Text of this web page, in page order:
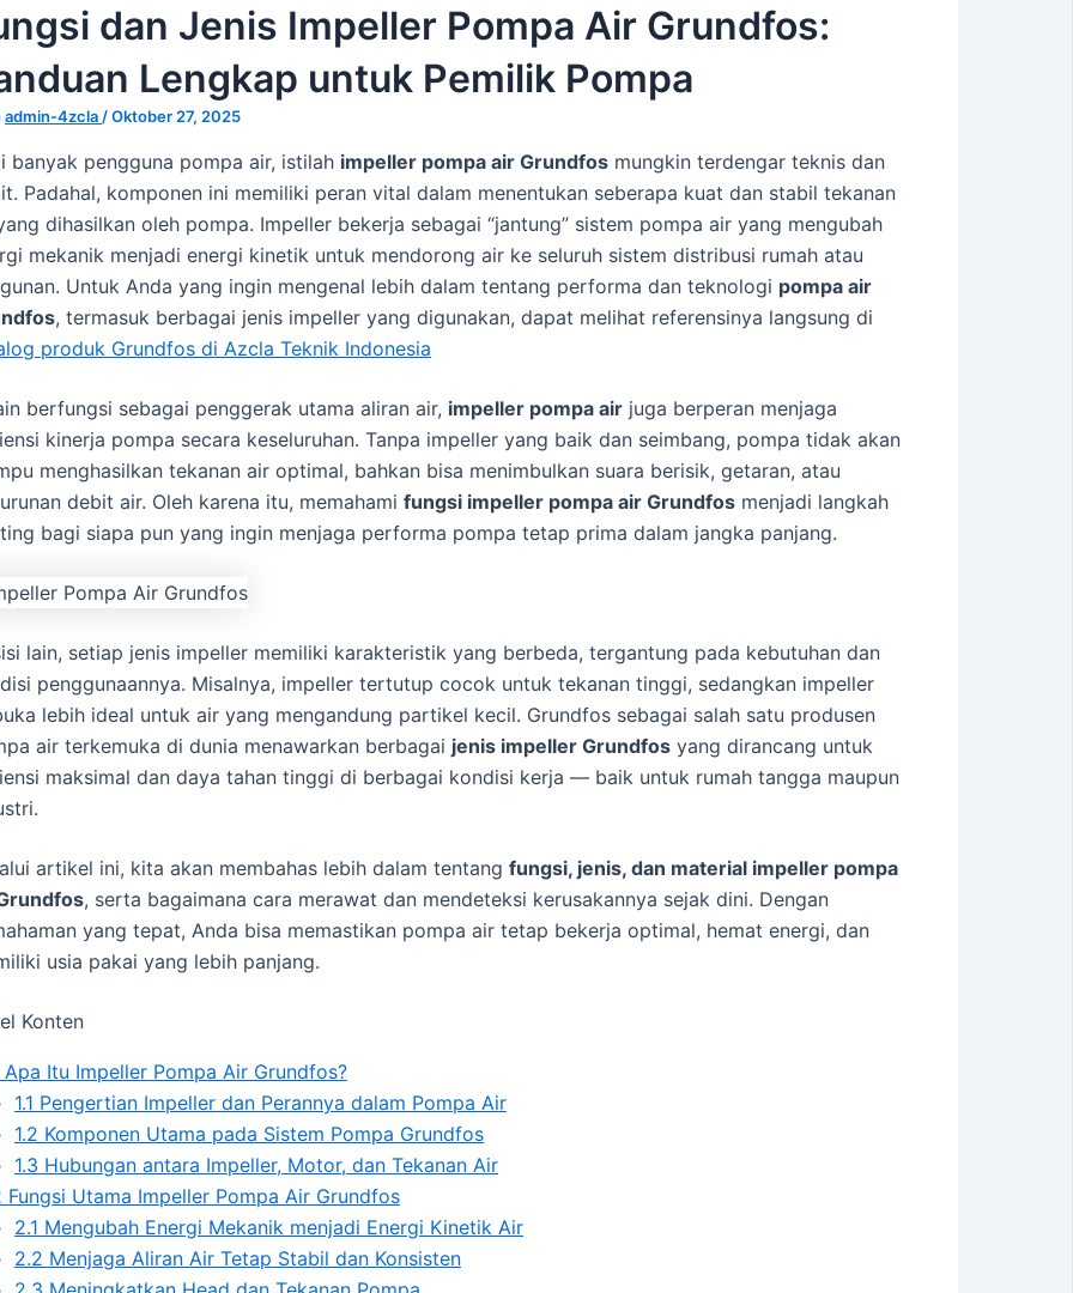
dan Jenis Impeller Pompa Air Grundfos:
Lengkap untuk Pemilik Pompa
admin-4zcla /Oktober 27, 2025
banyak pengguna pompa air, istilah impeller pompa air Grundfos mungkin terdengar teknis dan
Padahal, komponen ini memiliki peran vital dalam menentukan seberapa kuat dan stabil tekanan
dihasilkan oleh pompa. Impeller bekerja sebagai “jantung” sistem pompa air yang mengubah
mekanik menjadi energi kinetik untuk mendorong air ke seluruh sistem distribusi rumah atau
Untuk Anda yang ingin mengenal lebih dalam tentang performa dan teknologi pompa air
, termasuk berbagai jenis impeller yang digunakan, dapat melihat referensinya langsung di
produk Grundfos di Azcla Teknik Indonesia
berfungsi sebagai penggerak utama aliran air, impeller pompa air juga berperan menjaga
kinerja pompa secara keseluruhan. Tanpa impeller yang baik dan seimbang, pompa tidak akan
menghasilkan tekanan air optimal, bahkan bisa menimbulkan suara berisik, getaran, atau
debit air. Oleh karena itu, memahami fungsi impeller pompa air Grundfos menjadi langkah
bagi siapa pun yang ingin menjaga performa pompa tetap prima dalam jangka panjang.
lain, setiap jenis impeller memiliki karakteristik yang berbeda, tergantung pada kebutuhan dan
penggunaannya. Misalnya, impeller tertutup cocok untuk tekanan tinggi, sedangkan impeller
lebih ideal untuk air yang mengandung partikel kecil. Grundfos sebagai salah satu produsen
air terkemuka di dunia menawarkan berbagai jenis impeller Grundfos yang dirancang untuk
maksimal dan daya tahan tinggi di berbagai kondisi kerja — baik untuk rumah tangga maupun
artikel ini, kita akan membahas lebih dalam tentang fungsi, jenis, dan material impeller pompa
, serta bagaimana cara merawat dan mendeteksi kerusakannya sejak dini. Dengan
yang tepat, Anda bisa memastikan pompa air tetap bekerja optimal, hemat energi, dan
usia pakai yang lebih panjang.
Konten
Apa Itu Impeller Pompa Air Grundfos?
1.1 Pengertian Impeller dan Perannya dalam Pompa Air
1.2 Komponen Utama pada Sistem Pompa Grundfos
1.3 Hubungan antara Impeller, Motor, dan Tekanan Air
Fungsi Utama Impeller Pompa Air Grundfos
2.1 Mengubah Energi Mekanik menjadi Energi Kinetik Air
2.2 Menjaga Aliran Air Tetap Stabil dan Konsisten